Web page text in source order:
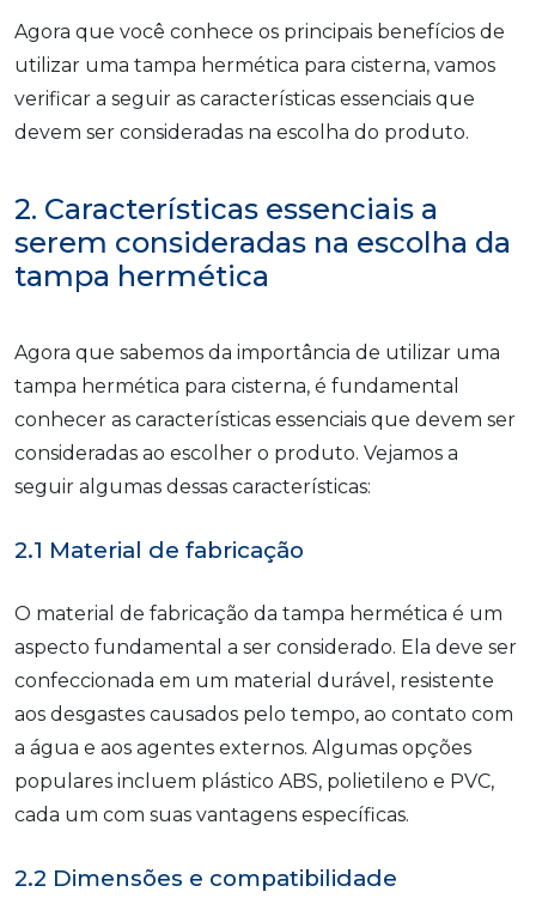
Agora que você conhece os principais benefícios de
utilizar uma tampa hermética para cisterna, vamos
verificar a seguir as características essenciais que
devem ser consideradas na escolha do produto.
2. Características essenciais a
serem consideradas na escolha da
tampa hermética
Agora que sabemos da importância de utilizar uma
tampa hermética para cisterna, é fundamental
conhecer as características essenciais que devem ser
consideradas ao escolher o produto. Vejamos a
seguir algumas dessas características:
2.1 Material de fabricação
O material de fabricação da tampa hermética é um
aspecto fundamental a ser considerado. Ela deve ser
confeccionada em um material durável, resistente
aos desgastes causados pelo tempo, ao contato com
a água e aos agentes externos. Algumas opções
populares incluem plástico ABS, polietileno e PVC,
cada um com suas vantagens específicas.
2.2 Dimensões e compatibilidade